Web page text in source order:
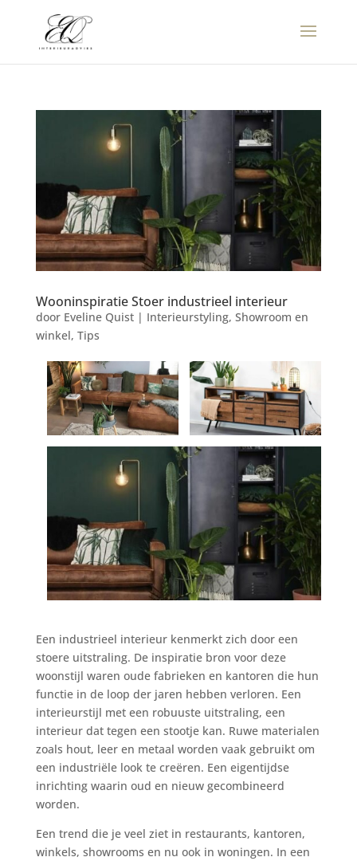
Wooninspiratie Stoer industrieel interieur
door Eveline Quist| Interieurstyling, Showroom en
winkel, Tips
Een industrieel interieur kenmerkt zich door een
stoere uitstraling. De inspiratie bron voor deze
woonstijl waren oude fabrieken en kantoren die hun
functie in de loop der jaren hebben verloren. Een
interieurstijl met een robuuste uitstraling, een
interieur dat tegen een stootje kan. Ruwe materialen
zoals hout, leer en metaal worden vaak gebruikt om
een industriële look te creëren. Een eigentijdse
inrichting waarin oud en nieuw gecombineerd
worden.
Een trend die je veel ziet in restaurants, kantoren,
winkels, showrooms en nu ook in woningen. In een